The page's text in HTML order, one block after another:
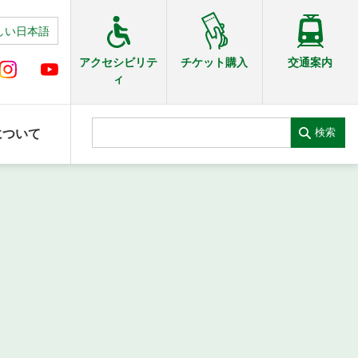
い日本語
アクセシビリテ
ィ
チケット購入 交通案内
いて 検索